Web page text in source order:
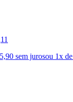
11
sem jurosou 1x de